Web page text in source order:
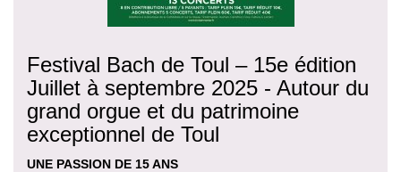
Festival Bach de Toul – 15e édition
Juillet à septembre 2025 - Autour du
grand orgue et du patrimoine
exceptionnel de Toul
UNE PASSION DE 15 ANS